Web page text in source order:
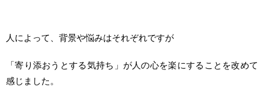
人によって、背景や悩みはそれぞれですが
「寄り添おうとする気持ち」が人の心を楽にすることを改めて
感じました。